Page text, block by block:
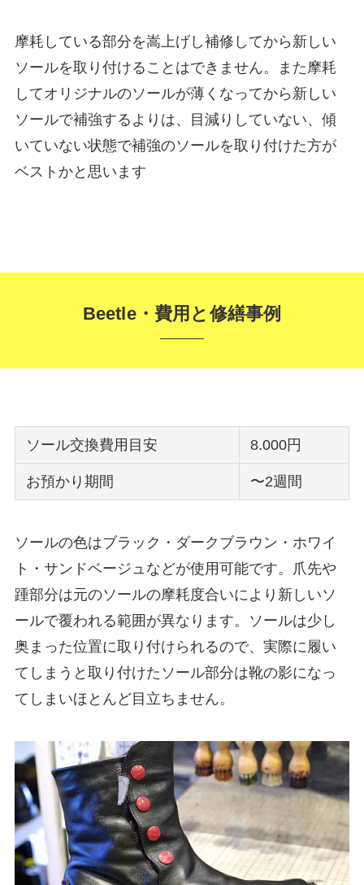
摩耗している部分を嵩上げし補修してから新しい
ソールを取り付けることはできません。また摩耗
してオリジナルのソールが薄くなってから新しい
ソールで補強するよりは、目減りしていない、傾
いていない状態で補強のソールを取り付けた方が
ベストかと思います
Beetle・費用と修繕事例
ソール交換費用目安 8.000円
お預かり期間 〜2週間
ソールの色はブラック・ダークブラウン・ホワイ
ト・サンドベージュなどが使用可能です。爪先や
踵部分は元のソールの摩耗度合いにより新しいソ
ールで覆われる範囲が異なります。ソールは少し
奥まった位置に取り付けられるので、実際に履い
てしまうと取り付けたソール部分は靴の影になっ
てしまいほとんど目立ちません。